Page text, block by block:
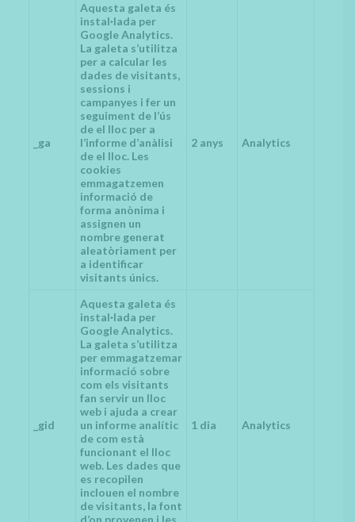
_ga
Aquesta galeta és
instal·lada per
Google Analytics.
La galeta s’utilitza
per a calcular les
dades de visitants,
sessions i
campanyes i fer un
seguiment de l’ús
de el lloc per a
l’informe d’anàlisi
de el lloc. Les
cookies
emmagatzemen
informació de
forma anònima i
assignen un
nombre generat
aleatòriament per
a identificar
visitants únics.
2 anys Analytics
_gid
Aquesta galeta és
instal·lada per
Google Analytics.
La galeta s’utilitza
per emmagatzemar
informació sobre
com els visitants
fan servir un lloc
web i ajuda a crear
un informe analític
de com està
funcionant el lloc
web. Les dades que
es recopilen
inclouen el nombre
de visitants, la font
d’on provenen i les
1 dia Analytics